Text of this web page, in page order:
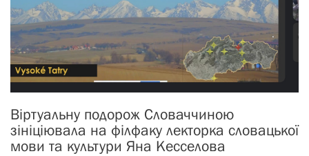
Віртуальну подорож Словаччиною
зініціювала на філфаку лекторка словацької
мови та культури Яна Кесселова